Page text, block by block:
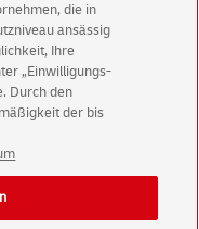
die in
ansässig
Ihre
„Einwilligungs-
Durch den
der bis